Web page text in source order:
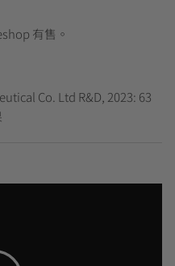
有售。
Co. Ltd R&D, 2023: 63